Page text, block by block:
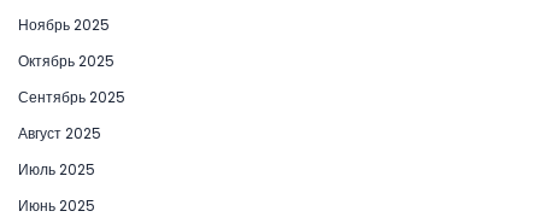
Ноябрь 2025
Октябрь 2025
Сентябрь 2025
Август 2025
Июль 2025
Июнь 2025